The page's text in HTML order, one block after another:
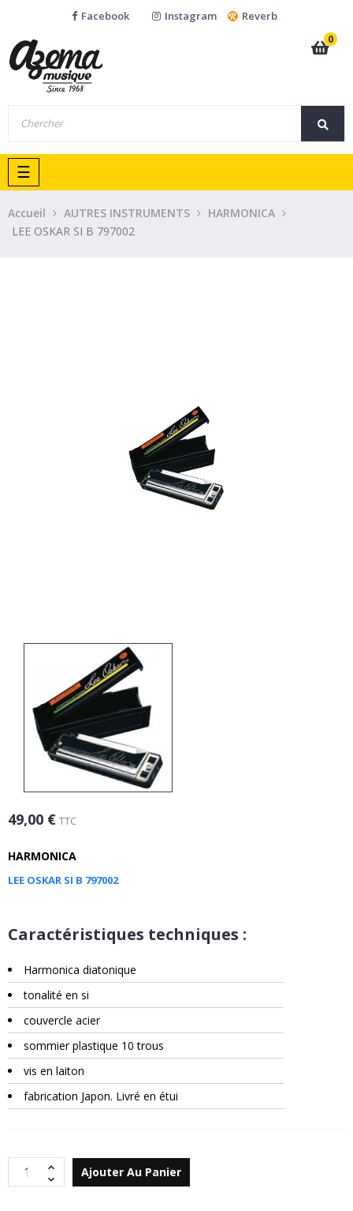
Facebook Instagram
Reverb
0
Basculer
la
navigation
☰
Accueil AUTRES INSTRUMENTS
HARMONICA
LEE OSKAR SI B 797002
49,00 € TTC
HARMONICA
LEE OSKAR SI B 797002
Caractéristiques techniques :
Harmonica diatonique
tonalité en si
couvercle acier
sommier plastique 10 trous
vis en laiton
fabrication Japon. Livré en étui
Ajouter Au Panier